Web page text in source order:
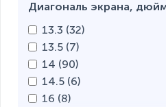
Диагональ экрана,
13.3 (32)
13.5 (7)
14 (90)
14.5 (6)
16 (8)